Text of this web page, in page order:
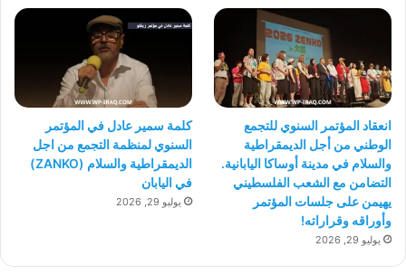
انعقاد المؤتمر السنوي للتجمع
الوطني من أجل الديمقراطية
والسلام في مدينة أوساكا اليابانية.
التضامن مع الشعب الفلسطيني
يهيمن على جلسات المؤتمر
وأوراقه وقراراته!
يوليو 29, 2026
كلمة سمير عادل في المؤتمر
السنوي لمنظمة التجمع من اجل
الديمقراطية والسلام (ZANKO)
في اليابان
يوليو 29, 2026